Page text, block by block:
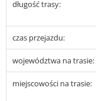
długość trasy:
czas przejazdu:
województwa na trasie:
miejscowości na trasie: